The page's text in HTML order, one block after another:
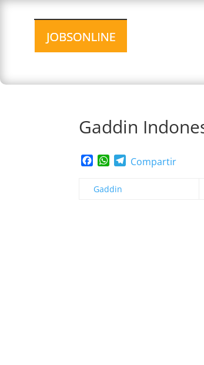
Gaddin
Facebook
WhatsApp
Telegram
Compartir
Gaddin